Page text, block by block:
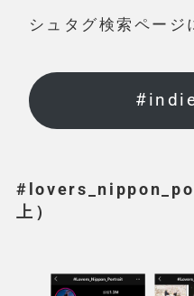
シュタグ検索ページ
上）